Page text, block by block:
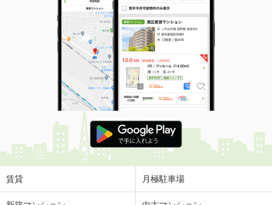
賃貸 月極駐車場